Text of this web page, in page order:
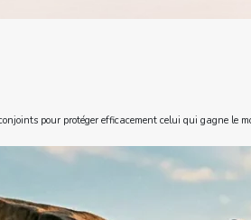
pour protéger efficacement celui qui gagne le